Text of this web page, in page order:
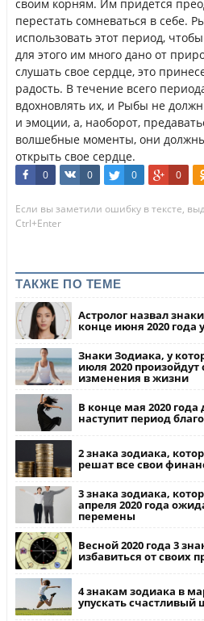
своим корням. Им придется
перестать сомневаться в себе.
использовать этот период,
для этого им много дано от
слушать свое сердце, это
радость. В течение всего
вдохновлять их, и Рыбы не
и эмоции, а, наоборот,
волшебные моменты, они
открыть свое сердце.
0 0 0 0
Если вы заметили ошибку в тексте,
Ctrl+Enter
ТАКЖЕ ПО ТЕМЕ
Астролог назвал
конце июня 2020 года
Знаки Зодиака, у
июля 2020
изменения в жизни
В конце мая 2020 года
наступит период
2 знака зодиака,
решат все свои
3 знака зодиака,
апреля 2020 года
перемены
Весной 2020 года 3
избавиться от своих
4 знакам зодиака в
упускать счастливый